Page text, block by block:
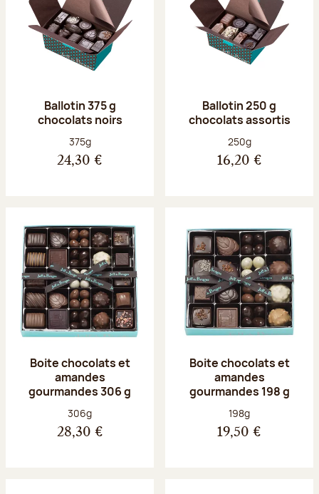
Ballotin 375 g
chocolats noirs
Poids net :
375g
24,30 €
Ballotin 250 g
chocolats assortis
Poids net :
250g
16,20 €
Boite chocolats et
amandes
gourmandes 306 g
Poids net :
306g
28,30 €
Boite chocolats et
amandes
gourmandes 198 g
Poids net :
198g
19,50 €